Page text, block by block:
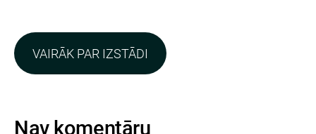
VAIRĀK PAR IZSTĀDI
Nav komentāru